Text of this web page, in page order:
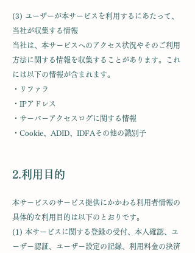
(3) ユーザーが本サービスを利用するにあたって、
当社が収集する情報
当社は、本サービスへのアクセス状況やそのご利用
方法に関する情報を収集することがあります。これ
には以下の情報が含まれます。
・リファラ
・IPアドレス
・サーバーアクセスログに関する情報
・Cookie、ADID、IDFAその他の識別子
2.利用目的
本サービスのサービス提供にかかわる利用者情報の
具体的な利用目的は以下のとおりです。
(1) 本サービスに関する登録の受付、本人確認、ユ
ーザー認証、ユーザー設定の記録、利用料金の決済